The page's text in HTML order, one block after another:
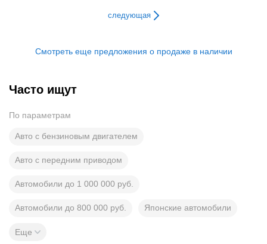
следующая
Смотреть еще предложения о продаже в наличии
Часто ищут
По параметрам
Авто с бензиновым двигателем
Авто с передним приводом
Автомобили до 1 000 000 руб.
Автомобили до 800 000 руб. Японские автомобили
Еще